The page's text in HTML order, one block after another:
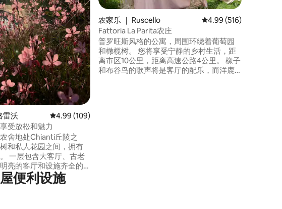
共 137 条评价
雷沃 平均评分 4.99 分（满分 5 分），共 109 条评价
4.99 (109)
受放松和魅力
舍地处Chianti丘陵之
和私人花园之间，拥有
一层包含大客厅、古老
亮的客厅和设施齐全的
农家乐 ｜ Ruscello 平均评分 4.99 分（满
4.99 (516)
Fattoria La Parita农庄
普罗旺斯风格的公寓，周围环绕着葡萄园
和橄榄树。 您将享受宁静的乡村生活，距
离市区10公里，距离高速公路4公里。 橡子
和布谷鸟的歌声将是客厅的配乐，而洋鹿
便利设施